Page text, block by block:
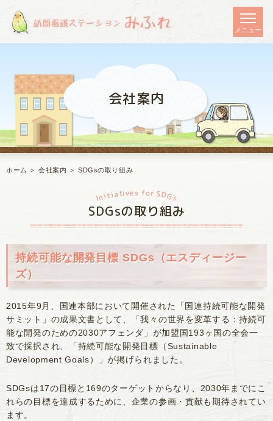
会社案内
ホーム ＞ 会社案内 ＞ SDGsの取り組み
Initiatives for SDGs
SDGsの取り組み
持続可能な開発目標 SDGs（エスディージー
ズ）
2015年9月、国連本部において開催された「国連持続可能な開発
サミット」の成果文書として、「我々の世界を変革する：持続可
能な開発のための2030アフェンダ」が加盟国193ヶ国の全会一
致で採択され、「持続可能な開発目標（Sustainable
Development Goals）」が掲げられました。
SDGsは17の目標と169のターゲットからなり、2030年までにこ
れらの目標を達成するために、企業の参画・貢献も期待されてい
ます。